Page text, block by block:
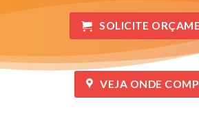
SOLICITE
VEJA ONDE